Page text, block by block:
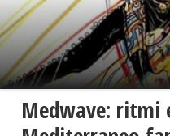
Medwave: ritmi